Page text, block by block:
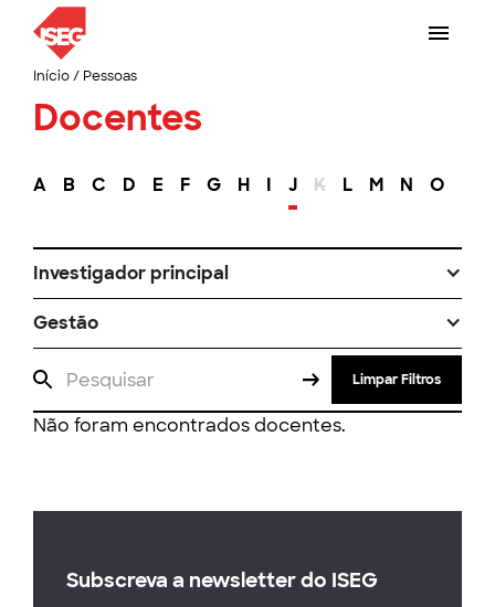
Início/ Pessoas
Docentes
A B C D E F G H I J K L M N O
Investigador principal
Gestão
Limpar Filtros
Não foram encontrados docentes.
Subscreva a newsletter do ISEG